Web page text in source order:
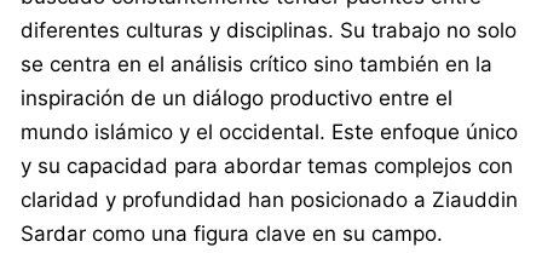
diferentes culturas y disciplinas. Su trabajo no solo
se centra en el análisis crítico sino también en la
inspiración de un diálogo productivo entre el
mundo islámico y el occidental. Este enfoque único
y su capacidad para abordar temas complejos con
claridad y profundidad han posicionado a Ziauddin
Sardar como una figura clave en su campo.